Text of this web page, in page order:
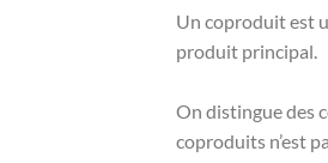
Un coproduit est
produit principal.
On distingue des
coproduits n’est